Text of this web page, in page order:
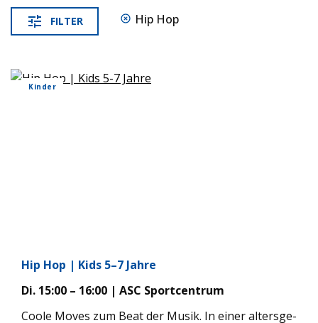
FIL­TER Hip Hop
Kin­der
Hip Hop | Kids 5–7 Jahre
Di. 15:00 – 16:00 | ASC Sport­cen­trum
Coole Moves zum Beat der Musik. In einer alters­ge­